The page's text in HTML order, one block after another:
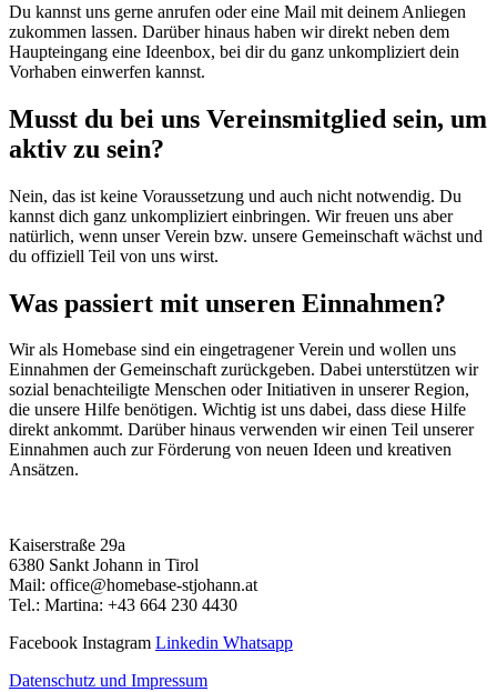
Du kannst uns gerne anrufen oder eine Mail mit deinem Anliegen
zukommen lassen. Darüber hinaus haben wir direkt neben dem
Haupteingang eine Ideenbox, bei dir du ganz unkompliziert dein
Vorhaben einwerfen kannst.
Musst du bei uns Vereinsmitglied sein, um
aktiv zu sein?
Nein, das ist keine Voraussetzung und auch nicht notwendig. Du
kannst dich ganz unkompliziert einbringen. Wir freuen uns aber
natürlich, wenn unser Verein bzw. unsere Gemeinschaft wächst und
du offiziell Teil von uns wirst.
Was passiert mit unseren Einnahmen?
Wir als Homebase sind ein eingetragener Verein und wollen uns
Einnahmen der Gemeinschaft zurückgeben. Dabei unterstützen wir
sozial benachteiligte Menschen oder Initiativen in unserer Region,
die unsere Hilfe benötigen. Wichtig ist uns dabei, dass diese Hilfe
direkt ankommt. Darüber hinaus verwenden wir einen Teil unserer
Einnahmen auch zur Förderung von neuen Ideen und kreativen
Ansätzen.
Kaiserstraße 29a
6380 Sankt Johann in Tirol
Mail: office@homebase-stjohann.at
Tel.: Martina: +43 664 230 4430
Facebook Instagram Linkedin Whatsapp
Datenschutz und Impressum